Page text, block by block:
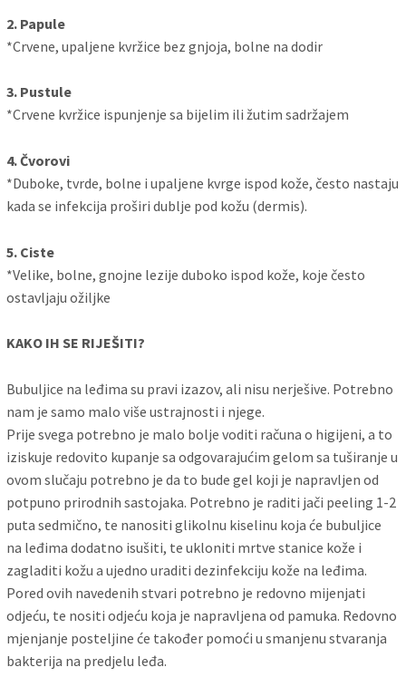
2. Papule
*Crvene, upaljene kvržice bez gnjoja, bolne na dodir
3. Pustule
*Crvene kvržice ispunjenje sa bijelim ili žutim sadržajem
4. Čvorovi
*Duboke, tvrde, bolne i upaljene kvrge ispod kože, često nastaju
kada se infekcija proširi dublje pod kožu (dermis).
5. Ciste
*Velike, bolne, gnojne lezije duboko ispod kože, koje često
ostavljaju ožiljke
KAKO IH SE RIJEŠITI?
Bubuljice na leđima su pravi izazov, ali nisu nerješive. Potrebno
nam je samo malo više ustrajnosti i njege.
Prije svega potrebno je malo bolje voditi računa o higijeni, a to
iziskuje redovito kupanje sa odgovarajućim gelom sa tuširanje u
ovom slučaju potrebno je da to bude gel koji je napravljen od
potpuno prirodnih sastojaka. Potrebno je raditi jači peeling 1-2
puta sedmično, te nanositi glikolnu kiselinu koja će bubuljice
na leđima dodatno isušiti, te ukloniti mrtve stanice kože i
zagladiti kožu a ujedno uraditi dezinfekciju kože na leđima.
Pored ovih navedenih stvari potrebno je redovno mijenjati
odjeću, te nositi odjeću koja je napravljena od pamuka. Redovno
mjenjanje posteljine će također pomoći u smanjenu stvaranja
bakterija na predjelu leđa.